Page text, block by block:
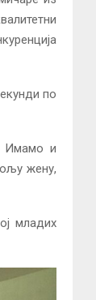
по
Имамо и
жену,
младих